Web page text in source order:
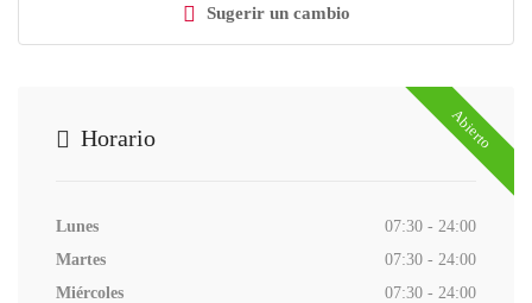
Sugerir un cambio
Abierto
Horario
Lunes
07:30 - 24:00
Martes
07:30 - 24:00
Miércoles
07:30 - 24:00